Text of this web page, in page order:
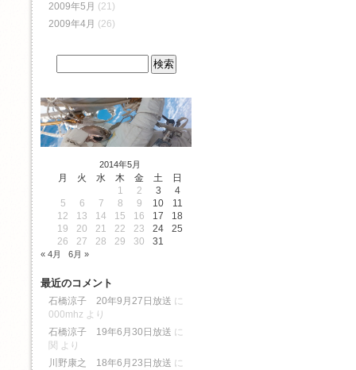
2009年5月 (21)
2009年4月 (26)
2014年5月
月 火 水 木 金 土
日
1
2 3
4
5
6 7 8 9 10
11
12
13 14 15 16 17
18
19
20 21 22 23 24
25
26
27 28 29 30 31
« 4月 6月 »
最近のコメント
石橋涼子 20年9月27日放送 に
000mhz より
石橋涼子 19年6月30日放送 に
関 より
川野康之 18年6月23日放送 に